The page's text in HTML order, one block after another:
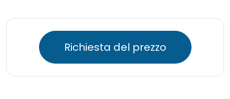
Richiesta del prezzo